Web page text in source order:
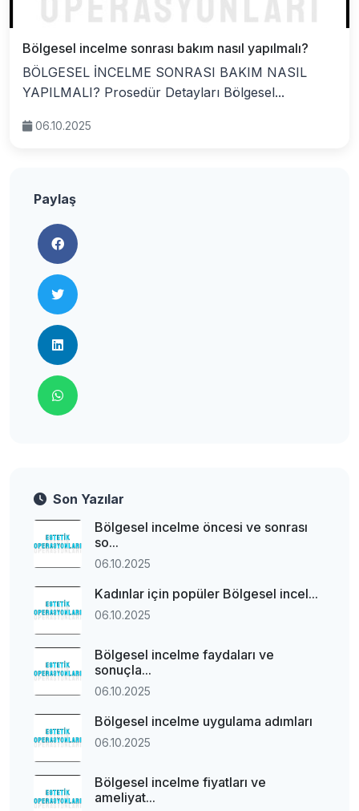
Bölgesel incelme sonrası bakım nasıl yapılmalı?
BÖLGESEL İNCELME SONRASI BAKIM NASIL
YAPILMALI? Prosedür Detayları Bölgesel...
06.10.2025
Paylaş
Son Yazılar
Bölgesel incelme öncesi ve sonrası
so...
06.10.2025
Kadınlar için popüler Bölgesel incel...
06.10.2025
Bölgesel incelme faydaları ve
sonuçla...
06.10.2025
Bölgesel incelme uygulama adımları
06.10.2025
Bölgesel incelme fiyatları ve
ameliyat...